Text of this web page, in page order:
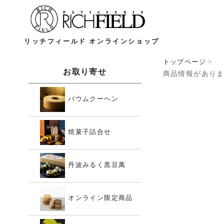
リッチフィールド オンラインショップ
お取り寄せ
バウムクーヘン
焼菓子詰合せ
丹波みるく黒豆萬
オンライン限定商品
トップページ >
商品情報があり